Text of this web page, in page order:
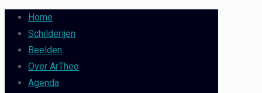
Home
Schilderijen
Beelden
Over ArTheo
Agenda